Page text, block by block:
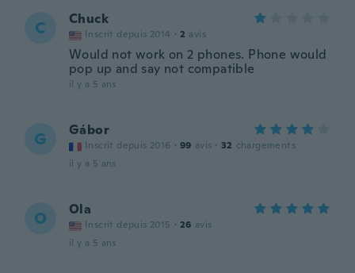
C Chuck
Inscrit depuis 2014 · 2 avis
Would not work on 2 phones. Phone would
pop up and say not compatible
il y a 5 ans
G Gábor
Inscrit depuis 2016 · 99 avis · 32 chargements
il y a 5 ans
O Ola
Inscrit depuis 2015 · 26 avis
il y a 5 ans